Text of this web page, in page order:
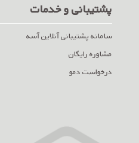
پشتیبانی و خدمات
سامانه پشتیبانی آنلاین آسه
مشاوره رایگان
درخواست دمو